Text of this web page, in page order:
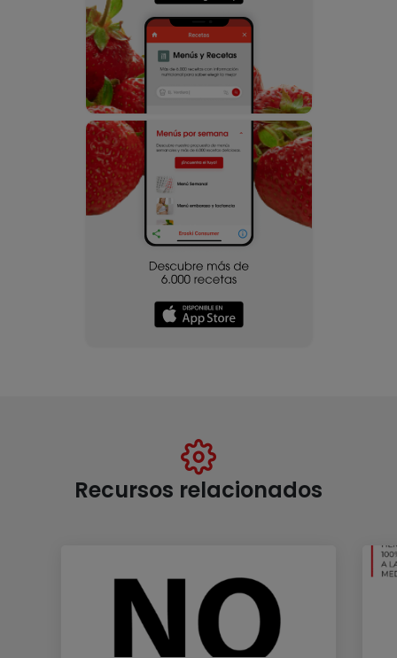
Recursos relacionados